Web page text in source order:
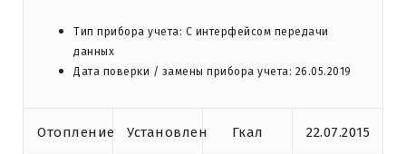
Тип прибора учета: С интерфейсом передачи
данных
Дата поверки / замены прибора учета: 26.05.2019
Отопление Установлен Гкал 22.07.2015